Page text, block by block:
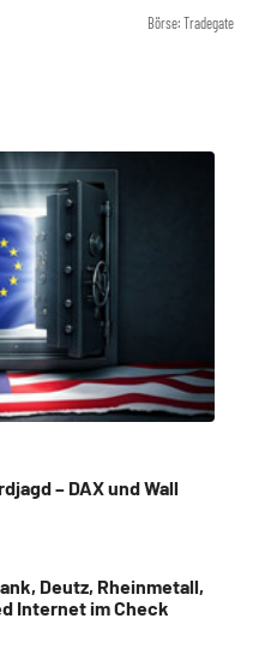
Börse: Tradegate
– DAX und Wall
Deutz, Rheinmetall,
Internet im Check